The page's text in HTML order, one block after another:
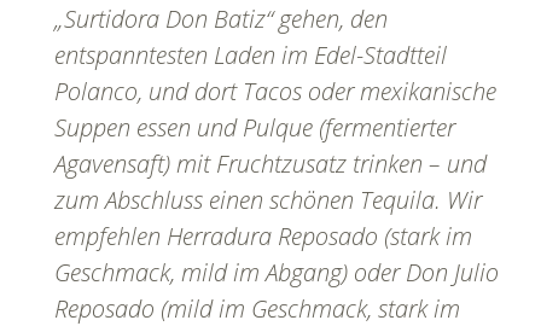
„Surtidora Don Batiz“ gehen, den
entspanntesten Laden im Edel-Stadtteil
Polanco, und dort Tacos oder mexikanische
Suppen essen und Pulque (fermentierter
Agavensaft) mit Fruchtzusatz trinken – und
zum Abschluss einen schönen Tequila. Wir
empfehlen Herradura Reposado (stark im
Geschmack, mild im Abgang) oder Don Julio
Reposado (mild im Geschmack, stark im